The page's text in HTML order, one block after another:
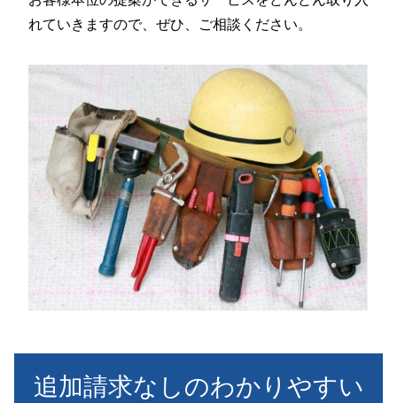
れていきますので、ぜひ、ご相談ください。
追加請求なしのわかりやすい